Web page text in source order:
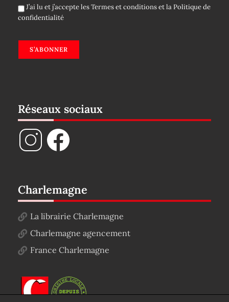
J’ai lu et j’accepte lesTermes et conditionset laPolitique de
confidentialité
S’ABONNER
Réseaux sociaux
Charlemagne
La librairie Charlemagne
Charlemagne agencement
France Charlemagne